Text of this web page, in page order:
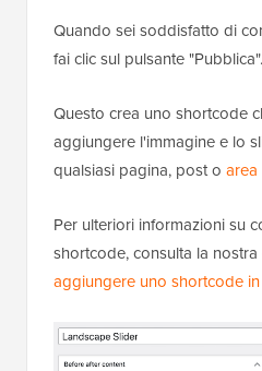
Quando sei soddisfatto di
fai clic sul pulsante "Pubblica".
Questo crea uno shortcode
aggiungere l'immagine e lo
qualsiasi pagina, post o
Per ulteriori informazioni su
shortcode, consulta la
aggiungere uno shortcode